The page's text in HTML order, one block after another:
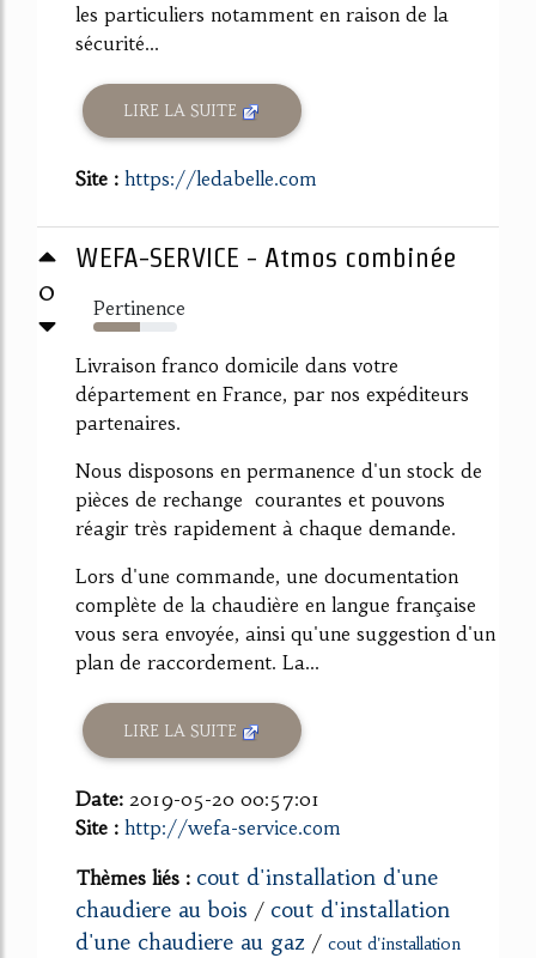
les particuliers notamment en raison de la
sécurité...
LIRE LA SUITE
Site : https://ledabelle.com
0
WEFA-SERVICE - Atmos combinée
Pertinence
56%
Livraison franco domicile dans votre
département en France, par nos expéditeurs
partenaires.
Nous disposons en permanence d'un stock de
pièces de rechange courantes et pouvons
réagir très rapidement à chaque demande.
Lors d'une commande, une documentation
complète de la chaudière en langue française
vous sera envoyée, ainsi qu'une suggestion d'un
plan de raccordement. La...
LIRE LA SUITE
Date: 2019-05-20 00:57:01
Site : http://wefa-service.com
Thèmes liés : cout d'installation d'une
chaudiere au bois / cout d'installation
d'une chaudiere au gaz / cout d'installation